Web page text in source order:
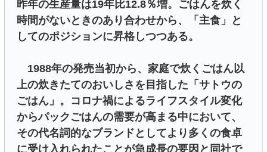
昨年の生産量は19年比12.8％増。ごはんを炊く
時間がないときのあり合わせから、「主食」と
してのポジションに昇格しつつある。
1988年の発売当初から、家庭で炊くごはん以
上の炊きたてのおいしさを目指した「サトウの
ごはん」。コロナ禍によるライフスタイル変化
からパックごはんの需要が高まる中において、
その代名詞的なブランドとしてより多くの食卓
に受け入れられたことが急成長の要因と同社で